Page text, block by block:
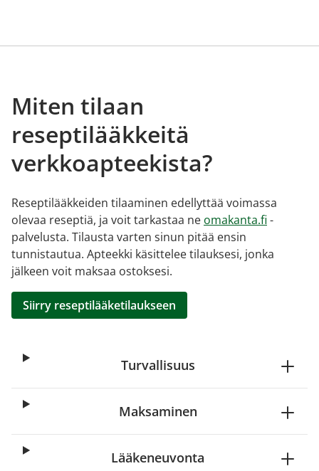
Miten tilaan
reseptilääkkeitä
verkkoapteekista?
Reseptilääkkeiden tilaaminen edellyttää voimassa
olevaa reseptiä, ja voit tarkastaa ne omakanta.fi -
palvelusta. Tilausta varten sinun pitää ensin
tunnistautua. Apteekki käsittelee tilauksesi, jonka
jälkeen voit maksaa ostoksesi.
Siirry reseptilääketilaukseen
Turvallisuus
Maksaminen
Lääkeneuvonta